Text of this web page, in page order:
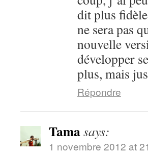
dit plus fidèle
ne sera pas
nouvelle
développer
plus, mais
Répondre
Tamasays:
1 novembre 2012 at